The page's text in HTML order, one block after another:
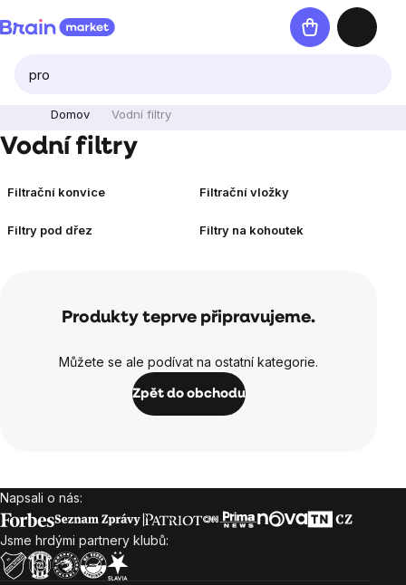
na
Nákupní
košík
Domov Vodní filtry
Vodní filtry
Filtrační konvice Filtrační vložky
Filtry pod dřez Filtry na kohoutek
Produkty teprve připravujeme.
Můžete se ale podívat na ostatní kategorie.
Zpět do obchodu
Zápatí
Napsali o nás:
Jsme hrdými partnery klubů: